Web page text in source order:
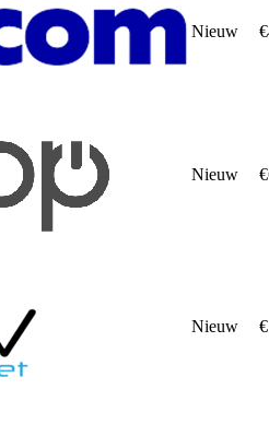
Nieuw
Nieuw
Nieuw